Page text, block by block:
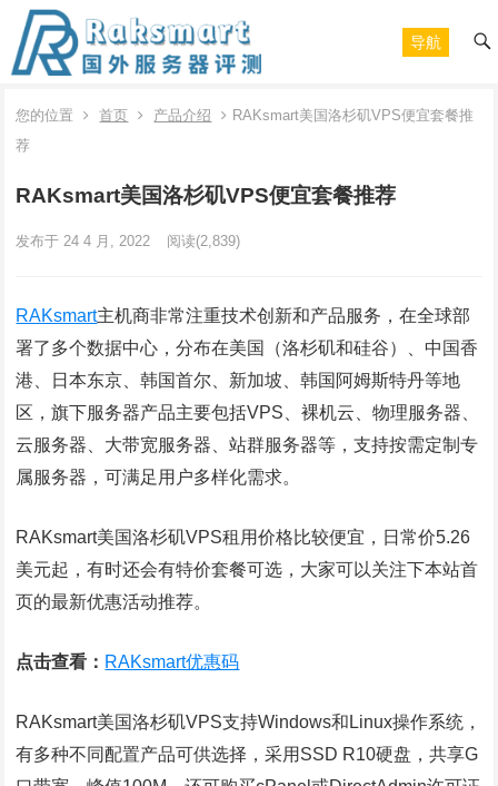
导航
您的位置 首页 产品介绍
RAKsmart美国洛杉矶VPS便宜套餐推
荐
RAKsmart美国洛杉矶VPS便宜套餐推荐
发布于 24 4 月, 2022 阅读(2,839)
RAKsmart主机商非常注重技术创新和产品服务，在全球部
署了多个数据中心，分布在美国（洛杉矶和硅谷）、中国香
港、日本东京、韩国首尔、新加坡、韩国阿姆斯特丹等地
区，旗下服务器产品主要包括VPS、裸机云、物理服务器、
云服务器、大带宽服务器、站群服务器等，支持按需定制专
属服务器，可满足用户多样化需求。
RAKsmart美国洛杉矶VPS租用价格比较便宜，日常价5.26
美元起，有时还会有特价套餐可选，大家可以关注下本站首
页的最新优惠活动推荐。
点击查看： RAKsmart优惠码
RAKsmart美国洛杉矶VPS支持Windows和Linux操作系统，
有多种不同配置产品可供选择，采用SSD R10硬盘，共享G